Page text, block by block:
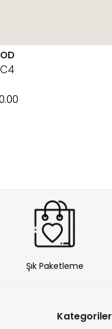
Şık Paketleme
Kategoriler